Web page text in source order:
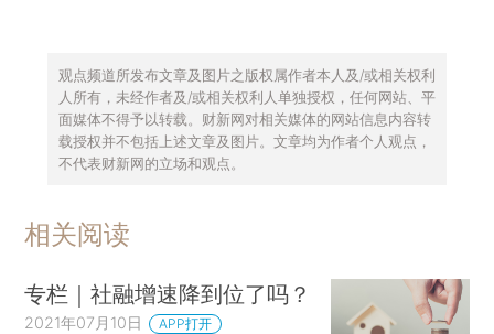
观点频道所发布文章及图片之版权属作者本人及/或相关权利
人所有，未经作者及/或相关权利人单独授权，任何网站、平
面媒体不得予以转载。财新网对相关媒体的网站信息内容转
载授权并不包括上述文章及图片。文章均为作者个人观点，
不代表财新网的立场和观点。
相关阅读
专栏｜社融增速降到位了吗？
2021年07月10日 APP打开